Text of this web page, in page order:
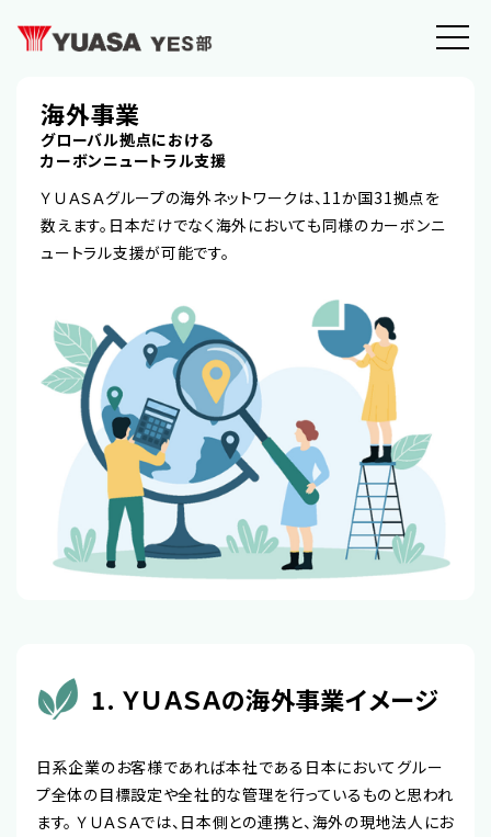
海外事業
グローバル拠点における
カーボンニュートラル支援
ＹＵＡＳＡグループの海外ネットワークは、11か国31拠点を
数えます。日本だけでなく海外においても同様のカーボンニ
ュートラル支援が可能です。
1. ＹＵＡＳＡの海外事業イメージ
日系企業のお客様であれば本社である日本においてグルー
プ全体の目標設定や全社的な管理を行っているものと思われ
ます。 ＹＵＡＳＡでは、日本側との連携と、海外の現地法人にお